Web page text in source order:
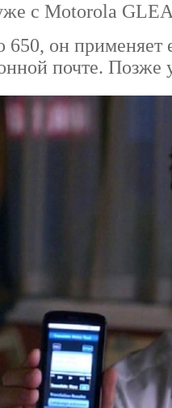
с Motorola
он применяет
почте.